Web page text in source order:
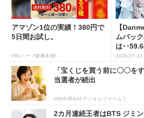
アマゾン1位の実績！380円で
5日間お試し。
PR(ハーブ健康本舗)
【
ムバッ
は･･
2026.07.23
「宝くじを買う前に〇〇を
当選者が続出
PR(合同会社デジタルファーム )
2カ月連続王者はBTS ジミ